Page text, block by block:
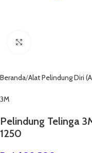
Beranda Alat Pelindung Diri
3M
Pelindung Telinga
1250